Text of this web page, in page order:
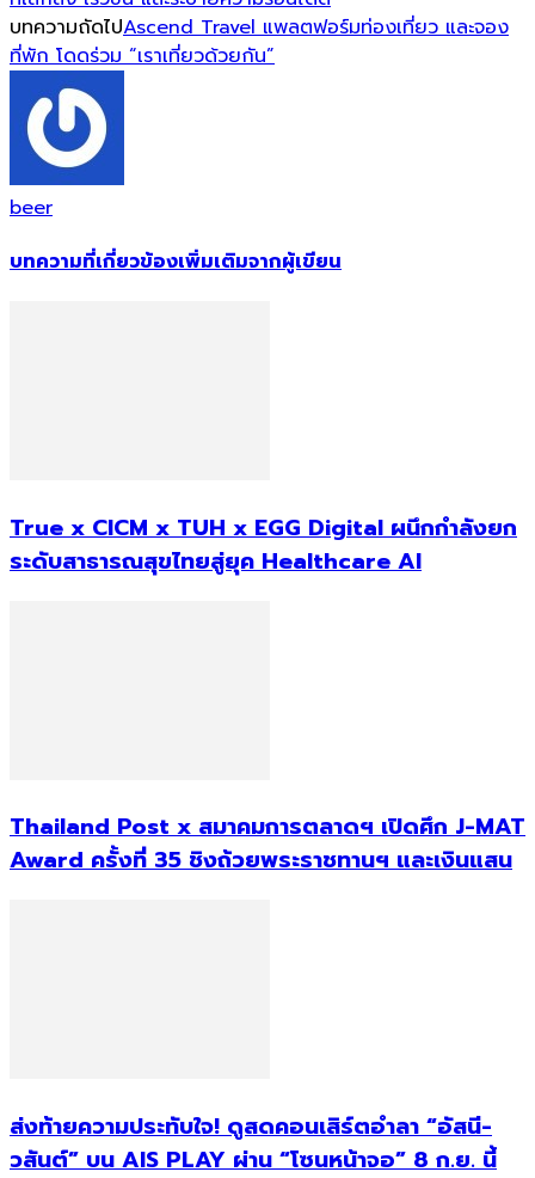
บทความถัดไปAscend Travel แพลตฟอร์มท่องเที่ยว และจอง
ที่พัก โดดร่วม “เราเที่ยวด้วยกัน”
beer
บทความที่เกี่ยวข้องเพิ่มเติมจากผู้เขียน
True x CICM x TUH x EGG Digital ผนึกกำลังยก
ระดับสาธารณสุขไทยสู่ยุค Healthcare AI
Thailand Post x สมาคมการตลาดฯ เปิดศึก J-MAT
Award ครั้งที่ 35 ชิงถ้วยพระราชทานฯ และเงินแสน
ส่งท้ายความประทับใจ! ดูสดคอนเสิร์ตอำลา “อัสนี-
วสันต์” บน AIS PLAY ผ่าน “โซนหน้าจอ” 8 ก.ย. นี้